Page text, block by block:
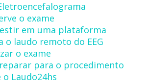
o exame
em uma plataforma
o laudo remoto do EEG
o exame
para o procedimento
Laudo24hs